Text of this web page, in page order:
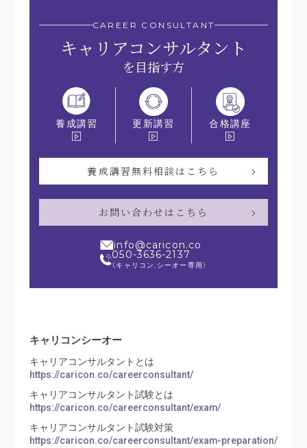
CAREER CONSULTANT
キャリアコンサルタント
を目指す方
養成講習 更新講習 合格講座
養成講習無料相談はこちら
お問い合わせはこちら
info@caricon.co
050-3636-2137
（キャリコン.シーオー専用）
キャリコンシーオー
キャリアコンサルタントとは
https://caricon.co/careerconsultant/
キャリアコンサルタント試験とは
https://caricon.co/careerconsultant/exam/
キャリアコンサルタント試験対策
https://caricon.co/careerconsultant/exam-preparation/